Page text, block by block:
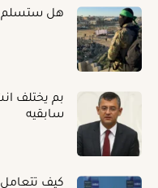
هل ستسلم
بم يختلف
سابقيه
كيف تتعامل